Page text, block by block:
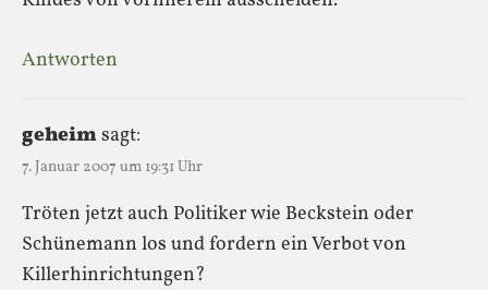
Antworten
geheimsagt:
7. Januar 2007 um 19:31 Uhr
Tröten jetzt auch Politiker wie Beckstein oder
Schünemann los und fordern ein Verbot von
Killerhinrichtungen?